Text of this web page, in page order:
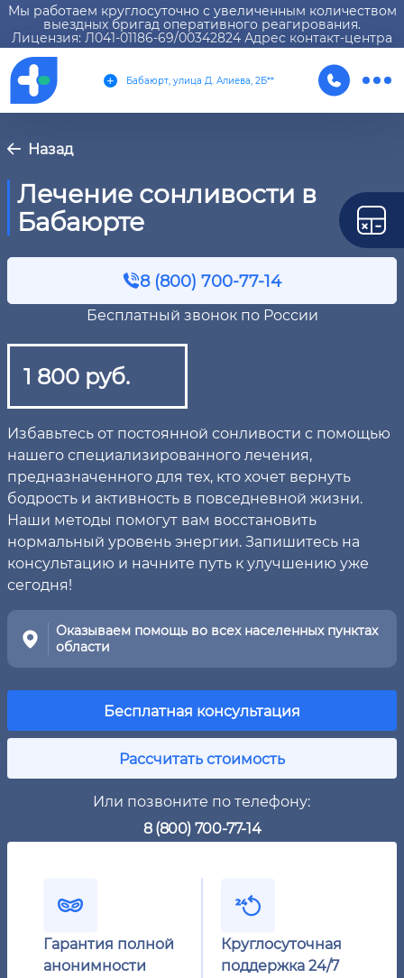
Мы работаем круглосуточно с увеличенным количеством
выездных бригад оперативного реагирования.
Лицензия: Л041-01186-69/00342824 Адрес контакт-центра
Бабаюрт, улица Д. Алиева, 2Б**
Назад
Лечение сонливости в
Бабаюрте
8 (800) 700-77-14
Бесплатный звонок по России
1 800 руб.
Избавьтесь от постоянной сонливости с помощью
нашего специализированного лечения,
предназначенного для тех, кто хочет вернуть
бодрость и активность в повседневной жизни.
Наши методы помогут вам восстановить
нормальный уровень энергии. Запишитесь на
консультацию и начните путь к улучшению уже
сегодня!
Оказываем помощь во всех населенных пунктах
области
Бесплатная консультация
Рассчитать стоимость
Или позвоните по телефону:
8 (800) 700-77-14
Гарантия полной
анонимности
Круглосуточная
поддержка 24/7